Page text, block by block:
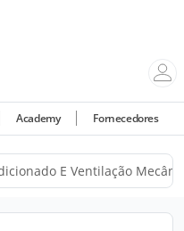
Academy Fornecedores
E Ventilação